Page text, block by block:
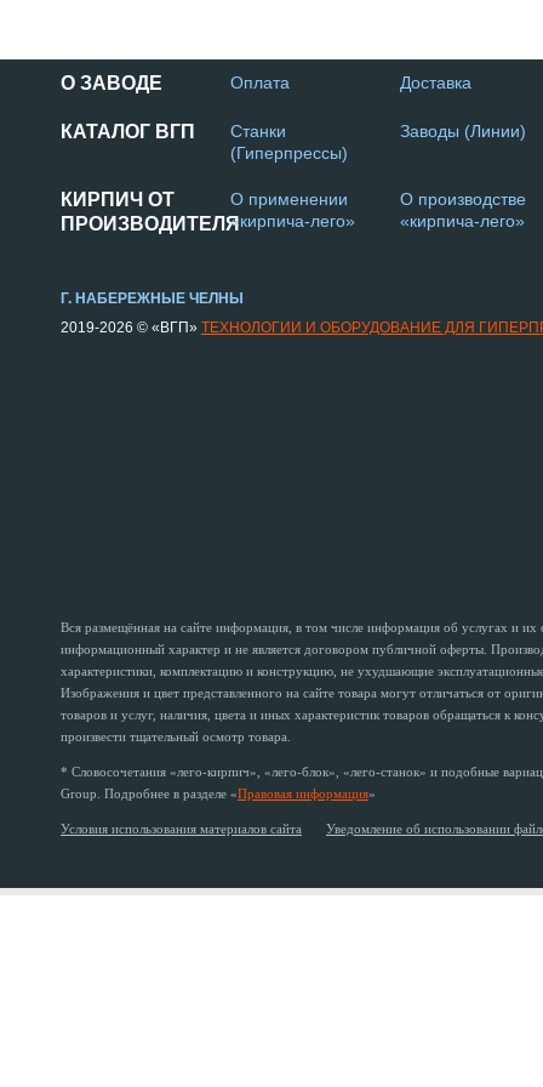
О ЗАВОДЕ Оплата Доставка
КАТАЛОГ ВГП
Станки
(Гиперпрессы)
Заводы (Линии)
КИРПИЧ ОТ
ПРОИЗВОДИТЕЛЯ
О применении
«кирпича-лего»
О производстве
«кирпича-лего»
Г. НАБЕРЕЖНЫЕ ЧЕЛНЫ
2019-2026 © «ВГП» ТЕХНОЛОГИИ И ОБОРУДОВАНИЕ ДЛЯ
Вся размещённая на сайте информация, в том числе информация об услугах и
информационный характер и не является договором публичной оферты.
характеристики, комплектацию и конструкцию, не ухудшающие
Изображения и цвет представленного на сайте товара могут отличаться от
товаров и услуг, наличия, цвета и иных характеристик товаров обращаться к
произвести тщательный осмотр товара.
* Словосочетания «лего-кирпич», «лего-блок», «лего-станок» и подобные
Group. Подробнее в разделе «Правовая информация»
Условия использования материалов сайта Уведомление об использовании